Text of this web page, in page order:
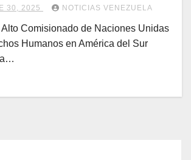
30, 2025 NOTICIAS VENEZUELA
Alto Comisionado de Naciones Unidas
Humanos en América del Sur
a…